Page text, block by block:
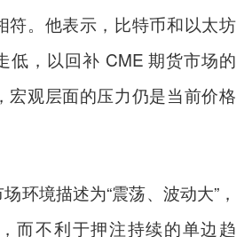
符。他表示，比特币和以太坊
低，以回补 CME 期货市场的
宏观层面的压力仍是当前价格
环境描述为“震荡、波动大”，
而不利于押注持续的单边趋